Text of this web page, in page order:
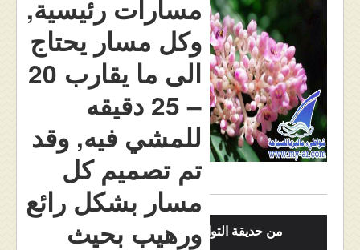
مسارات رئيسية,
وكل مسار يحتاج
الى ما يقارب 20
– 25 دقيقه
للمشي فيه, وقد
تم تصميم كل
مسار بشكل رائع
ورهيب بحيثمن حديقة التوابل بينانق